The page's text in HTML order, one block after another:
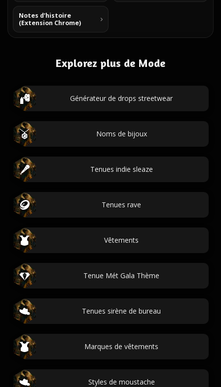
Notes d’histoire
(Extension Chrome)
Explorez plus de Mode
Générateur de drops streetwear
Noms de bijoux
Tenues indie sleaze
Tenues rave
Vêtements
Tenue Mét Gala Thème
Tenues sirène de bureau
Marques de vêtements
Styles de moustache